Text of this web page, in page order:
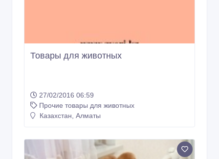
Товары для животных
27/02/2016 06:59
Прочие товары для животных
Казахстан, Алматы